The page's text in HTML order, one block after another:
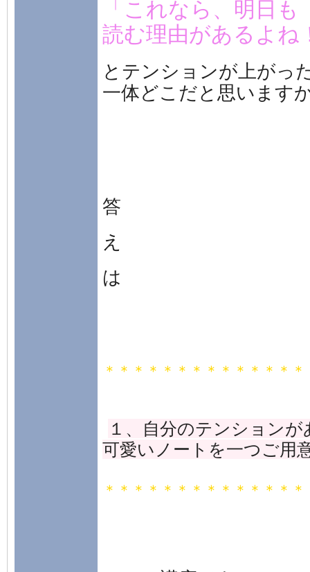
「これなら、明日も
読む理由があるよね
とテンションが上がっ
一体どこだと思います
答
え
は
＊＊＊＊＊＊＊＊＊＊＊＊＊＊
１、自分のテンション
可愛いノートを一つご用
＊＊＊＊＊＊＊＊＊＊＊＊＊＊